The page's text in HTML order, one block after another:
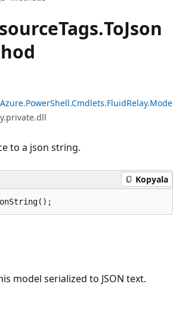
Tags.ToJson
to a json string.
Kopyala
model serialized to JSON text.